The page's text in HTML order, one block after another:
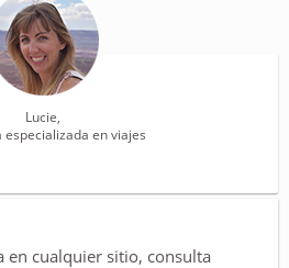
Lucie,
especializada en viajes
en cualquier sitio, consulta